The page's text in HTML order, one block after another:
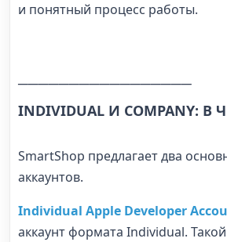
и понятный процесс работы.
─────────────────
INDIVIDUAL И COMPANY:
SmartShop предлагает два
аккаунтов.
Individual Apple Developer
аккаунт формата Individual.